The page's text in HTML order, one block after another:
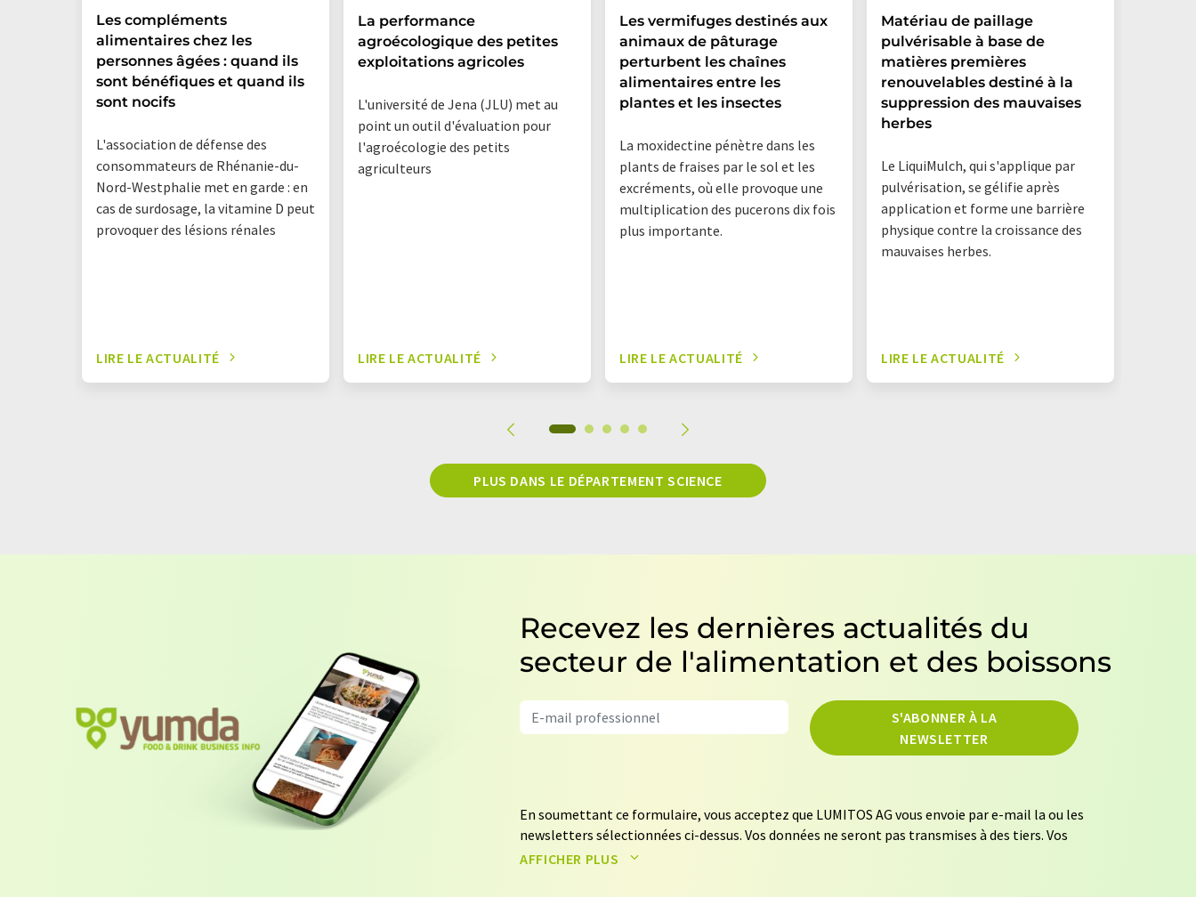
Les compléments
alimentaires chez les
personnes âgées : quand ils
sont bénéfiques et quand ils
sont nocifs
L'association de défense des
consommateurs de Rhénanie-du-
Nord-Westphalie met en garde : en
cas de surdosage, la vitamine D peut
provoquer des lésions rénales
LIRE LE ACTUALITÉ
La performance
agroécologique des petites
exploitations agricoles
L'université de Jena (JLU) met au
point un outil d'évaluation pour
l'agroécologie des petits
agriculteurs
LIRE LE ACTUALITÉ
Les vermifuges destinés aux
animaux de pâturage
perturbent les chaînes
alimentaires entre les
plantes et les insectes
La moxidectine pénètre dans les
plants de fraises par le sol et les
excréments, où elle provoque une
multiplication des pucerons dix fois
plus importante.
LIRE LE ACTUALITÉ
Matériau de paillage
pulvérisable à base de
matières premières
renouvelables destiné à la
suppression des mauvaises
herbes
Le LiquiMulch, qui s'applique par
pulvérisation, se gélifie après
application et forme une barrière
physique contre la croissance des
mauvaises herbes.
LIRE LE ACTUALITÉ
PLUS DANS LE DÉPARTEMENT SCIENCE
Recevez les dernières actualités du
secteur de l'alimentation et des boissons
S'ABONNER À LA
NEWSLETTER
En soumettant ce formulaire, vous acceptez que LUMITOS AG vous envoie par e-mail la ou les
newsletters sélectionnées ci-dessus. Vos données ne seront pas transmises à des tiers. Vos
données seront stockées et traitées conformément à nos
AFFICHER PLUS